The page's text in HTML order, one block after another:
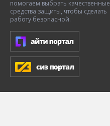
помогаем выбрать качественные
средства защиты, чтобы сделать
работу безопасной.